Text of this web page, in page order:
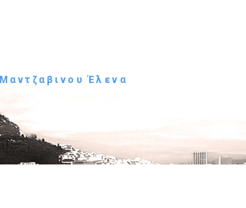
Μαντζαβινου Έλενα